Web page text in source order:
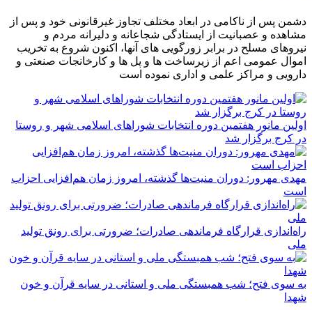
دشمن پس از ناکامی در ابعاد مختلف تجاوز غیرقانونی خود و پس از
مشاهده و عصبانیت از ایستادگی شجاعانه و دلیرانه مردم و
نیروهای مسلح در برابر زورگویی های آنها، اکنون شروع به تخریب
اموال عمومی اعم از زیرساخت ها و پل ها و کارخانجات صنعتی و
دارویی و مراکز علمی و اداری نموده است
اولین مانور هفتمین دوره انتخابات شوراهای اسلامی شهر و روستا
در کرج برگزار شد
مهدی مهرور: دوران منیت‌ها گذشته، امروز زمان هم‌افزایی احزاب
است
راه‌اندازی قرارگاه فرماندهی صادرات؛ ضرورتی برای رونق تولید
ملی
به سوی فتح؛ شب همبستگی ملی و استانی در سایه قرآن و خون
شهدا